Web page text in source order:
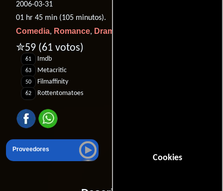
Cookies
2006-03-31
01 hr 45 min (105 minutos).
Comedia, Romance, Drama
✮59 (61 votos)
61 Imdb
63 Metacritic
50 Filmaffinity
62 Rottentomatoes
Proveedores